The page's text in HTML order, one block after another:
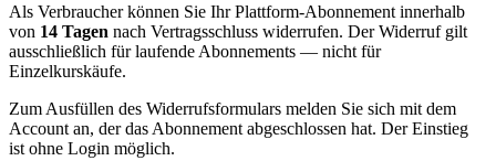
Als Verbraucher können Sie Ihr Plattform-Abonnement innerhalb
von 14 Tagen nach Vertragsschluss widerrufen. Der Widerruf gilt
ausschließlich für laufende Abonnements — nicht für
Einzelkurskäufe.
Zum Ausfüllen des Widerrufsformulars melden Sie sich mit dem
Account an, der das Abonnement abgeschlossen hat. Der Einstieg
ist ohne Login möglich.